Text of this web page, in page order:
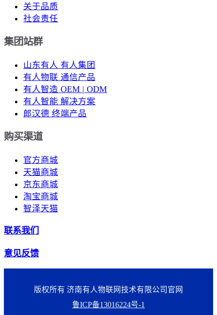
关于品质
社会责任
集团站群
山东有人 有人集团
有人物联 通信产品
有人智造 OEM | ODM
有人智能 解决方案
郎汉德 终端产品
购买渠道
官方商城
天猫商城
京东商城
淘宝商城
智泽天猫
联系我们
意见反馈
版权所有 济南有人物联网技术有限公司官网
鲁ICP备13016224号-1